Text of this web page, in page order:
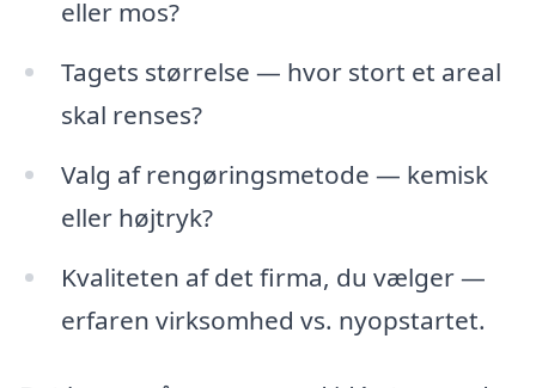
eller mos?
Tagets størrelse — hvor stort et areal
skal renses?
Valg af rengøringsmetode — kemisk
eller højtryk?
Kvaliteten af det firma, du vælger —
erfaren virksomhed vs. nyopstartet.